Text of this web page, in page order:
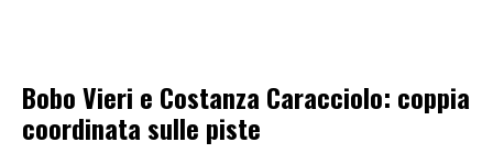
Bobo Vieri e Costanza Caracciolo: coppia
coordinata sulle piste